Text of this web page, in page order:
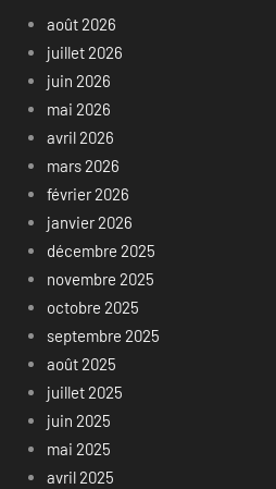
août 2026
juillet 2026
juin 2026
mai 2026
avril 2026
mars 2026
février 2026
janvier 2026
décembre 2025
novembre 2025
octobre 2025
septembre 2025
août 2025
juillet 2025
juin 2025
mai 2025
avril 2025